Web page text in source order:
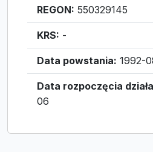
REGON: 550329145
KRS: -
Data powstania: 1992-
Data rozpoczęcia
06